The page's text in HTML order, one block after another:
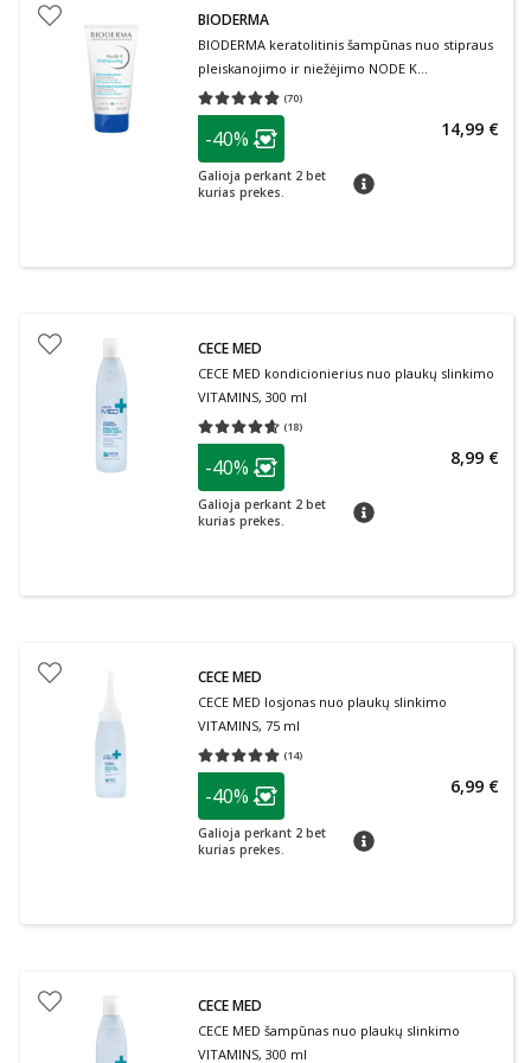
BIODERMA
BIODERMA keratolitinis šampūnas nuo stipraus
pleiskanojimo ir niežėjimo NODE K
Shampooing, 150 ml
(70)
Vidutinis įvertinimas 4.80
patarimas
Lojalumo klubo narių nuolaida
-40%
Galioja perkant 2 bet
kurias prekes.
patarimas
14,99 €
CECE MED
CECE MED kondicionierius nuo plaukų slinkimo
VITAMINS, 300 ml
(18)
Vidutinis įvertinimas 4.61
patarimas
Lojalumo klubo narių nuolaida
-40%
Galioja perkant 2 bet
kurias prekes.
patarimas
8,99 €
CECE MED
CECE MED losjonas nuo plaukų slinkimo
VITAMINS, 75 ml
(14)
Vidutinis įvertinimas 5.00
patarimas
Lojalumo klubo narių nuolaida
-40%
Galioja perkant 2 bet
kurias prekes.
patarimas
6,99 €
CECE MED
CECE MED šampūnas nuo plaukų slinkimo
VITAMINS, 300 ml